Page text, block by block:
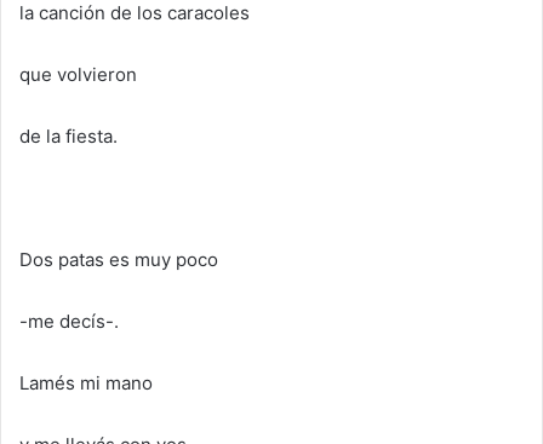
la canción de los caracoles
que volvieron
de la fiesta.
Dos patas es muy poco
-me decís-.
Lamés mi mano